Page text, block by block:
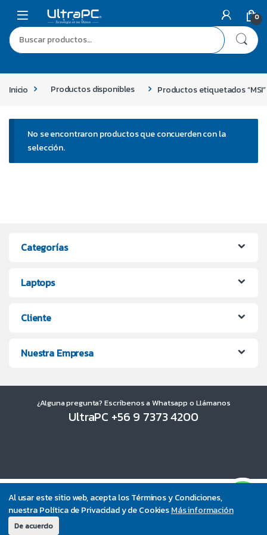
Al usar este sitio web, acepta los Términos y Condiciones,
nuestra Política de Privacidad y de CookiesMás información
De acuerdo
0
Inicio Productos disponibles Productos etiquetados “MSI”
No se encontraron productos que concuerden con la
selección.
Categorías
Laptops
Cliente
Nuestra Empresa
¿Alguna pregunta? Escríbenos a Whatsapp o Llámanos
UltraPC +56 9 7373 4200